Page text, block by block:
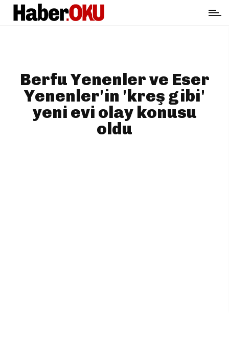
Berfu Yenenler ve Eser
Yenenler'in 'kreş gibi'
yeni evi olay konusu
oldu